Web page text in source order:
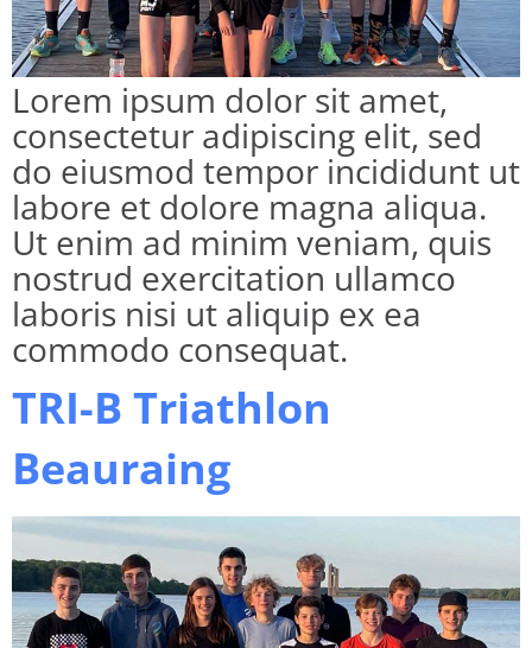
Lorem ipsum dolor sit amet,
consectetur adipiscing elit, sed
do eiusmod tempor incididunt ut
labore et dolore magna aliqua.
Ut enim ad minim veniam, quis
nostrud exercitation ullamco
laboris nisi ut aliquip ex ea
commodo consequat.
TRI-B Triathlon
Beauraing